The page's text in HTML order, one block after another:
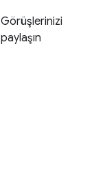
Görüşlerinizi
paylaşın